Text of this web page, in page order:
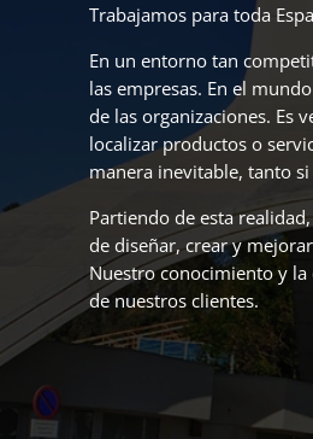
Trabajamos para toda
En un entorno tan
las empresas. En el
de las organizaciones. Es
localizar productos o
manera inevitable, tanto
Partiendo de esta
de diseñar, crear y
Nuestro conocimiento y la
de nuestros clientes.